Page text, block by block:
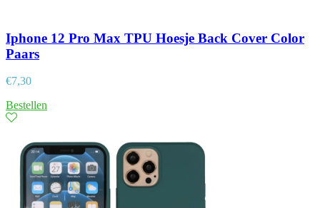
Iphone 12 Pro Max TPU Hoesje Back Cover Color
Paars
€7,30
Bestellen